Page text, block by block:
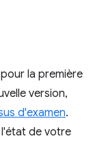
la première
version,
d'examen.
de votre